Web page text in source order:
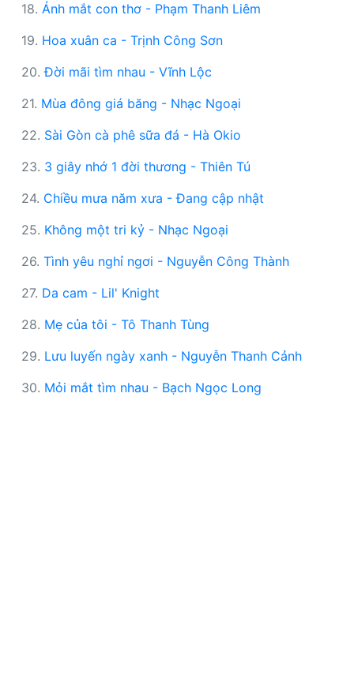
18. Ánh mắt con thơ - Phạm Thanh Liêm
19. Hoa xuân ca - Trịnh Công Sơn
20.Đời mãi tìm nhau - Vĩnh Lộc
21. Mùa đông giá băng - Nhạc Ngoại
22. Sài Gòn cà phê sữa đá - Hà Okio
23. 3 giây nhớ 1 đời thương - Thiên Tú
24. Chiều mưa năm xưa - Đang cập nhật
25. Không một tri kỷ - Nhạc Ngoại
26. Tình yêu nghỉ ngơi - Nguyễn Công Thành
27. Da cam - Lil' Knight
28. Mẹ của tôi - Tô Thanh Tùng
29. Lưu luyến ngày xanh - Nguyễn Thanh Cảnh
30. Mỏi mắt tìm nhau - Bạch Ngọc Long